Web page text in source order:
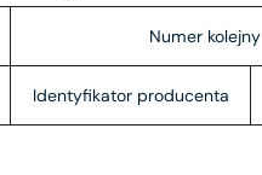
Numer kolejny
Identyfikator producenta